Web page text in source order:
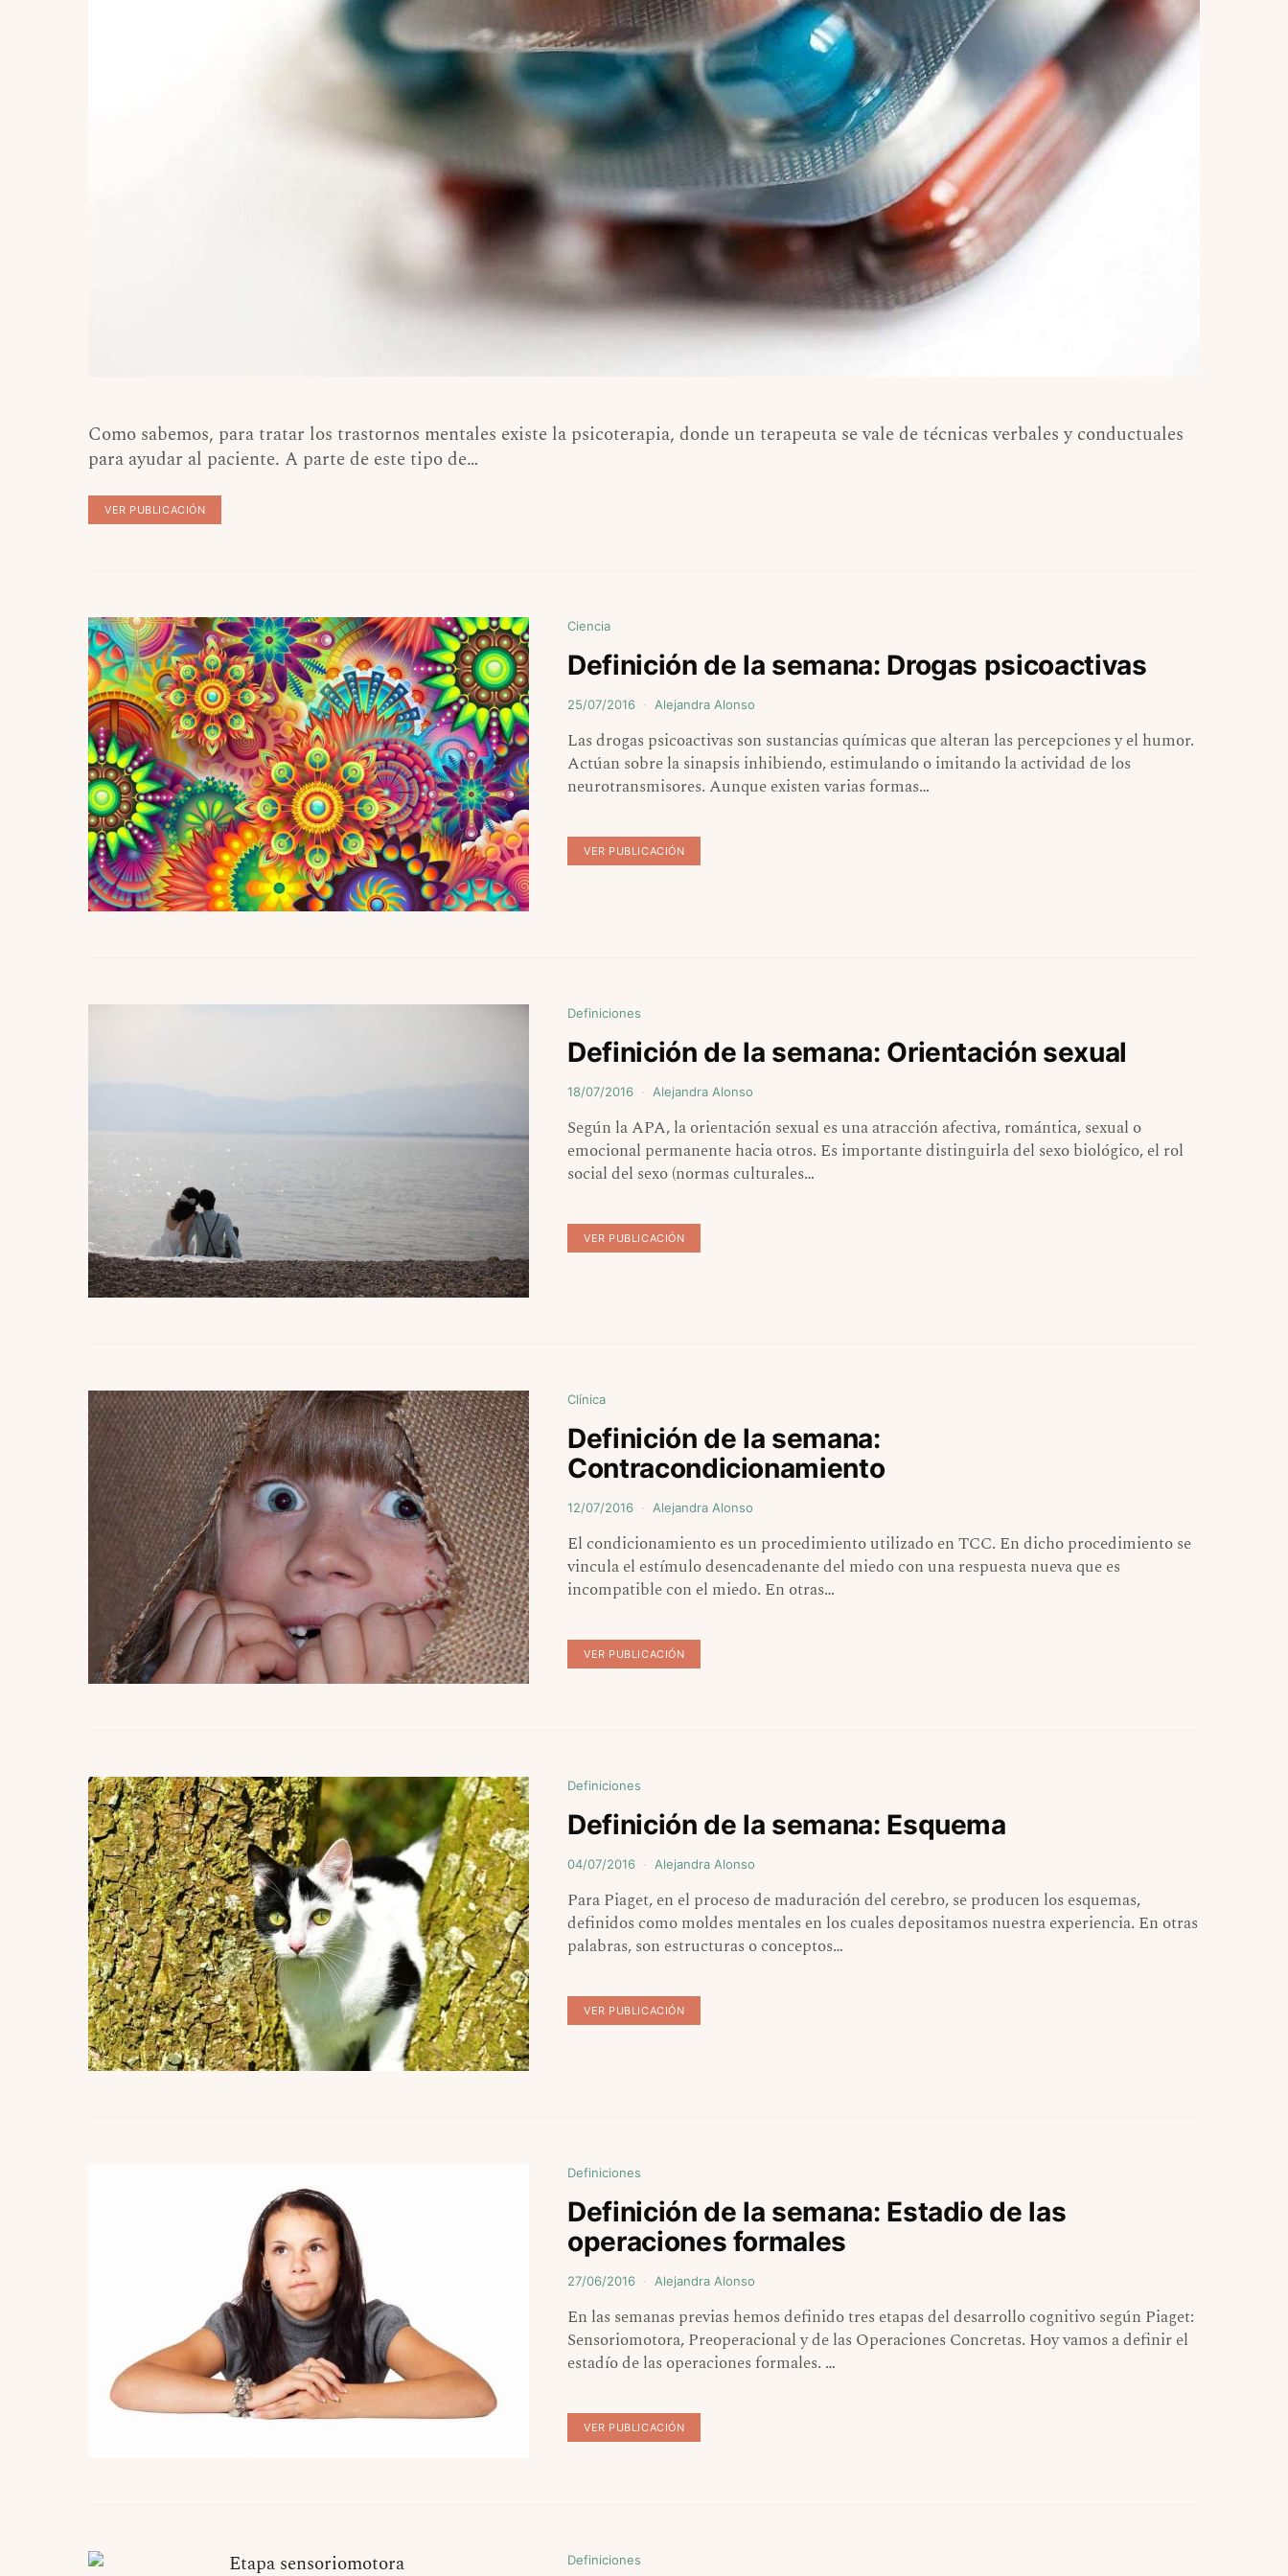
Como sabemos, para tratar los trastornos mentales existe la psicoterapia, donde un terapeuta se vale de técnicas verbales y conductuales
para ayudar al paciente. A parte de este tipo de…
VER PUBLICACIÓN
Ciencia
Definición de la semana: Drogas psicoactivas
25/07/2016 Alejandra Alonso
Las drogas psicoactivas son sustancias químicas que alteran las percepciones y el humor.
Actúan sobre la sinapsis inhibiendo, estimulando o imitando la actividad de los
neurotransmisores. Aunque existen varias formas…
VER PUBLICACIÓN
Definiciones
Definición de la semana: Orientación sexual
18/07/2016 Alejandra Alonso
Según la APA, la orientación sexual es una atracción afectiva, romántica, sexual o
emocional permanente hacia otros. Es importante distinguirla del sexo biológico, el rol
social del sexo (normas culturales…
VER PUBLICACIÓN
Clínica
Definición de la semana:
Contracondicionamiento
12/07/2016 Alejandra Alonso
El condicionamiento es un procedimiento utilizado en TCC. En dicho procedimiento se
vincula el estímulo desencadenante del miedo con una respuesta nueva que es
incompatible con el miedo. En otras…
VER PUBLICACIÓN
Definiciones
Definición de la semana: Esquema
04/07/2016 Alejandra Alonso
Para Piaget, en el proceso de maduración del cerebro, se producen los esquemas,
definidos como moldes mentales en los cuales depositamos nuestra experiencia. En otras
palabras, son estructuras o conceptos…
VER PUBLICACIÓN
Definiciones
Definición de la semana: Estadio de las
operaciones formales
27/06/2016 Alejandra Alonso
En las semanas previas hemos definido tres etapas del desarrollo cognitivo según Piaget:
Sensoriomotora, Preoperacional y de las Operaciones Concretas. Hoy vamos a definir el
estadío de las operaciones formales. …
VER PUBLICACIÓN
Definiciones